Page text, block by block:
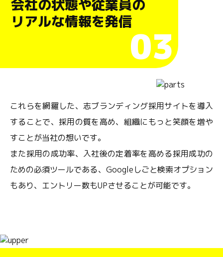
会社の状態や従業員の
リアルな情報を発信
03
これらを網羅した、志ブランディング採用サイトを導入
することで、採用の質を高め、組織にもっと笑顔を増や
すことが当社の想いです。
また採用の成功率、入社後の定着率を高める採用成功の
ための必須ツールである、Googleしごと検索オプション
もあり、エントリー数もUPさせることが可能です。